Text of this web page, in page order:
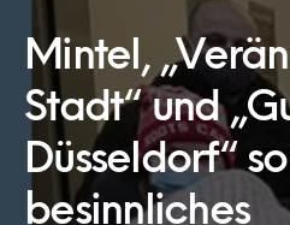
Mintel,
Stadt“ und
Düsseldorf“
besinnliches